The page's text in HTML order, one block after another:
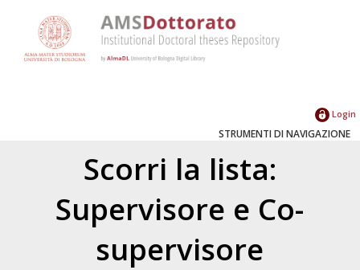
Login
STRUMENTI DI NAVIGAZIONE
Scorri la lista:
Supervisore e Co-
supervisore